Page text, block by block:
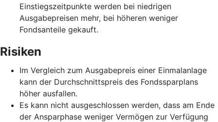
Einstiegszeitpunkte werden bei niedrigen
Ausgabepreisen mehr, bei höheren weniger
Fondsanteile gekauft.
Risiken
Im Vergleich zum Ausgabepreis einer Einmalanlage
kann der Durchschnittspreis des Fondssparplans
höher ausfallen.
Es kann nicht ausgeschlossen werden, dass am Ende
der Ansparphase weniger Vermögen zur Verfügung